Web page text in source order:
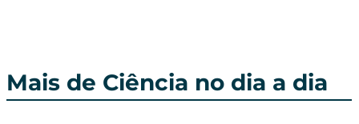
Mais de Ciência no dia a dia